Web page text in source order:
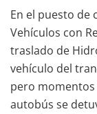
En el puesto de
Vehículos con
traslado de
vehículo del
pero
autobús se